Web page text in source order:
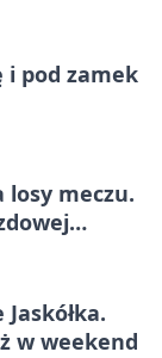
i pod zamek
losy meczu.
w weekend